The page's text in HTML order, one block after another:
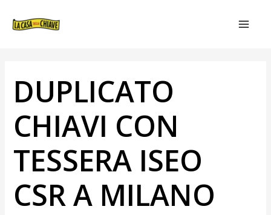
DUPLICATO
CHIAVI CON
TESSERA ISEO
CSR A MILANO
ARTICOLI